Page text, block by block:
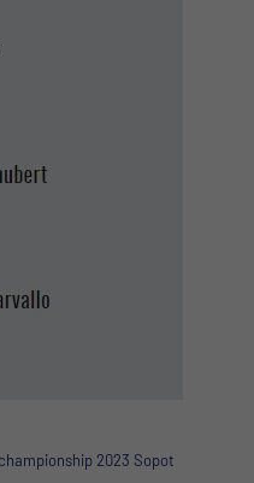
2023 Sopot